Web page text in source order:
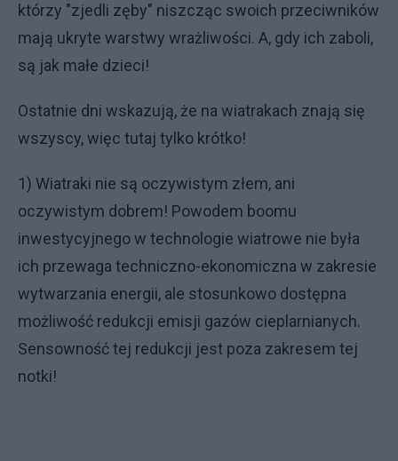
którzy "zjedli zęby" niszcząc swoich przeciwników
mają ukryte warstwy wrażliwości. A, gdy ich zaboli,
są jak małe dzieci!
Ostatnie dni wskazują, że na wiatrakach znają się
wszyscy, więc tutaj tylko krótko!
1) Wiatraki nie są oczywistym złem, ani
oczywistym dobrem! Powodem boomu
inwestycyjnego w technologie wiatrowe nie była
ich przewaga techniczno-ekonomiczna w zakresie
wytwarzania energii, ale stosunkowo dostępna
możliwość redukcji emisji gazów cieplarnianych.
Sensowność tej redukcji jest poza zakresem tej
notki!